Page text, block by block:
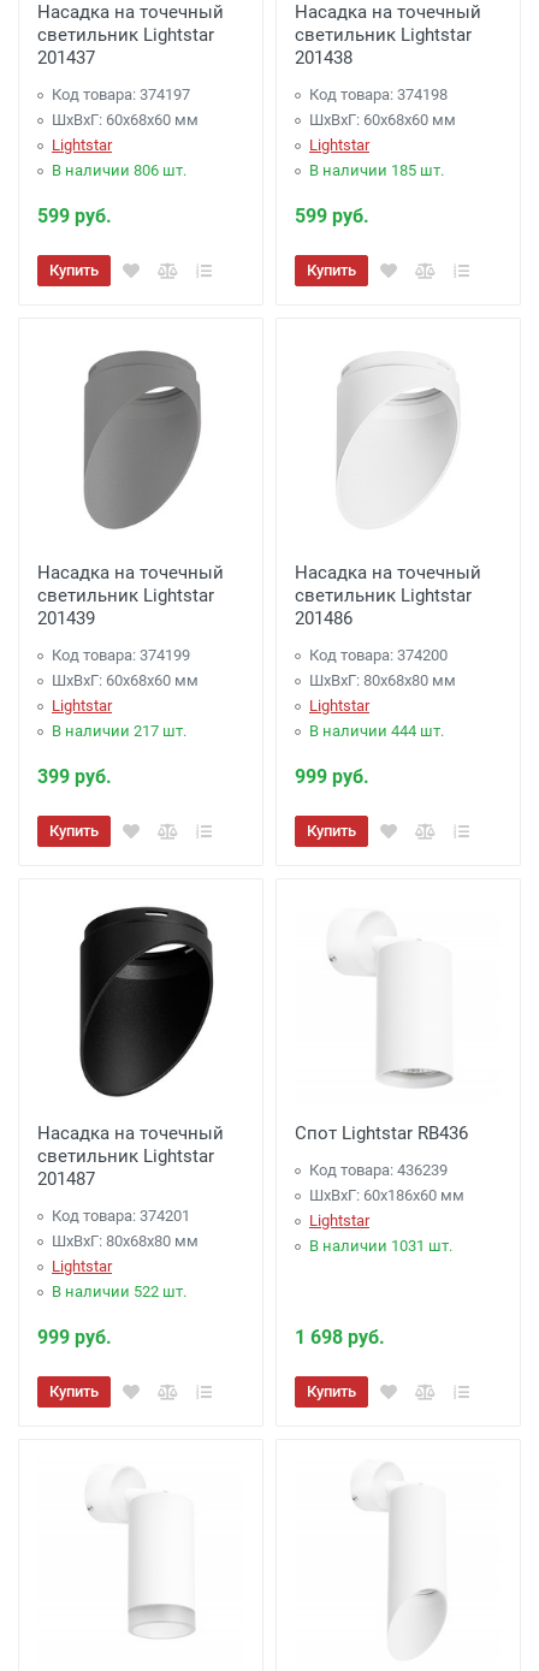
Насадка на точечный
светильник Lightstar
201437
Код товара: 374197
ШхВхГ: 60x68x60 мм
Lightstar
В наличии 806 шт.
599 руб.
Купить
Насадка на точечный
светильник Lightstar
201438
Код товара: 374198
ШхВхГ: 60x68x60 мм
Lightstar
В наличии 185 шт.
599 руб.
Купить
Насадка на точечный
светильник Lightstar
201439
Код товара: 374199
ШхВхГ: 60x68x60 мм
Lightstar
В наличии 217 шт.
399 руб.
Купить
Насадка на точечный
светильник Lightstar
201486
Код товара: 374200
ШхВхГ: 80x68x80 мм
Lightstar
В наличии 444 шт.
999 руб.
Купить
Насадка на точечный
светильник Lightstar
201487
Код товара: 374201
ШхВхГ: 80x68x80 мм
Lightstar
В наличии 522 шт.
999 руб.
Купить
Спот Lightstar RB436
Код товара: 436239
ШхВхГ: 60x186x60 мм
Lightstar
В наличии 1031 шт.
1 698 руб.
Купить